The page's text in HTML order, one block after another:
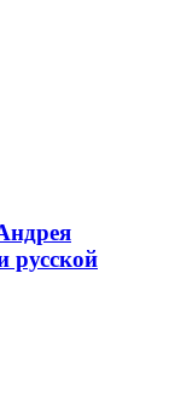
русской